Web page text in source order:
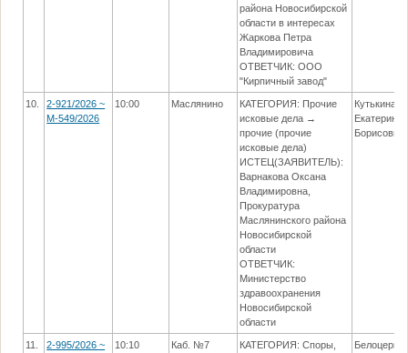
района Новосибирской
области в интересах
Жаркова Петра
Владимировича
ОТВЕТЧИК: ООО
"Кирпичный завод"
10.
2-921/2026 ~
М-549/2026
10:00 Маслянино
КАТЕГОРИЯ: Прочие
исковые дела →
прочие (прочие
исковые дела)
ИСТЕЦ(ЗАЯВИТЕЛЬ):
Варнакова Оксана
Владимировна,
Прокуратура
Маслянинского района
Новосибирской
области
ОТВЕТЧИК:
Министерство
здравоохранения
Новосибирской
области
Кутькина
Екатерина
Борисовна
11. 2-995/2026 ~ 10:10 Каб. №7 КАТЕГОРИЯ: Споры,